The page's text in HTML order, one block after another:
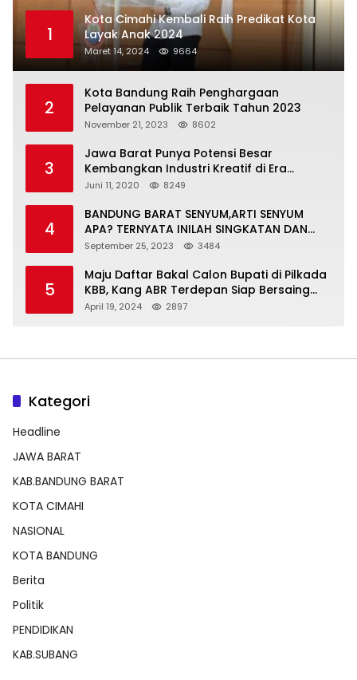
1
Kota Cimahi Kembali Raih Predikat Kota
Layak Anak 2024
Maret 14, 2024 9664
2
Kota Bandung Raih Penghargaan
Pelayanan Publik Terbaik Tahun 2023
November 21, 2023 8602
3
Jawa Barat Punya Potensi Besar
Kembangkan Industri Kreatif di Era
Normal Baru
Juni 11, 2020 8249
4
BANDUNG BARAT SENYUM,ARTI SENYUM
APA? TERNYATA INILAH SINGKATAN DAN
MAKNANYA
September 25, 2023 3484
5
Maju Daftar Bakal Calon Bupati di Pilkada
KBB, Kang ABR Terdepan Siap Bersaing
Dengan Balon Lainnya
April 19, 2024 2897
Kategori
Headline
JAWA BARAT
KAB.BANDUNG BARAT
KOTA CIMAHI
NASIONAL
KOTA BANDUNG
Berita
Politik
PENDIDIKAN
KAB.SUBANG